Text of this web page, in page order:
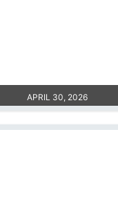
APRIL 30, 2026